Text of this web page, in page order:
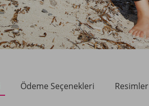
Ödeme Seçenekleri Resimler